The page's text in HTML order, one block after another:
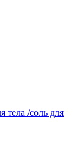
тела /соль для